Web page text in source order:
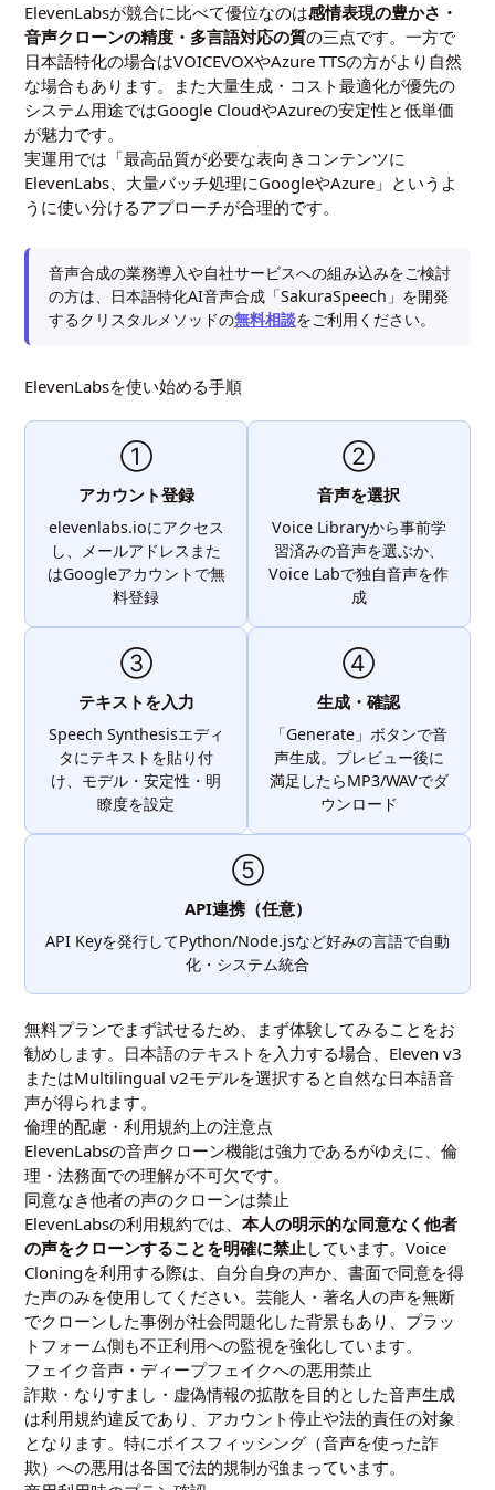
ElevenLabsが競合に比べて優位なのは感情表現の豊かさ・
音声クローンの精度・多言語対応の質の三点です。一方で
日本語特化の場合はVOICEVOXやAzure TTSの方がより自然
な場合もあります。また大量生成・コスト最適化が優先の
システム用途ではGoogle CloudやAzureの安定性と低単価
が魅力です。
実運用では「最高品質が必要な表向きコンテンツに
ElevenLabs、大量バッチ処理にGoogleやAzure」というよ
うに使い分けるアプローチが合理的です。
音声合成の業務導入や自社サービスへの組み込みをご検討
の方は、日本語特化AI音声合成「SakuraSpeech」を開発
するクリスタルメソッドの無料相談をご利用ください。
ElevenLabsを使い始める手順
①
アカウント登録
elevenlabs.ioにアクセス
し、メールアドレスまた
はGoogleアカウントで無
料登録
②
音声を選択
Voice Libraryから事前学
習済みの音声を選ぶか、
Voice Labで独自音声を作
成
③
テキストを入力
Speech Synthesisエディ
タにテキストを貼り付
け、モデル・安定性・明
瞭度を設定
④
生成・確認
「Generate」ボタンで音
声生成。プレビュー後に
満足したらMP3/WAVでダ
ウンロード
⑤
API連携（任意）
API Keyを発行してPython/Node.jsなど好みの言語で自動
化・システム統合
無料プランでまず試せるため、まず体験してみることをお
勧めします。日本語のテキストを入力する場合、Eleven v3
またはMultilingual v2モデルを選択すると自然な日本語音
声が得られます。
倫理的配慮・利用規約上の注意点
ElevenLabsの音声クローン機能は強力であるがゆえに、倫
理・法務面での理解が不可欠です。
同意なき他者の声のクローンは禁止
ElevenLabsの利用規約では、本人の明示的な同意なく他者
の声をクローンすることを明確に禁止 しています。Voice
Cloningを利用する際は、自分自身の声か、書面で同意を得
た声のみを使用してください。芸能人・著名人の声を無断
でクローンした事例が社会問題化した背景もあり、プラッ
トフォーム側も不正利用への監視を強化しています。
フェイク音声・ディープフェイクへの悪用禁止
詐欺・なりすまし・虚偽情報の拡散を目的とした音声生成
は利用規約違反であり、アカウント停止や法的責任の対象
となります。特にボイスフィッシング（音声を使った詐
欺）への悪用は各国で法的規制が強まっています。